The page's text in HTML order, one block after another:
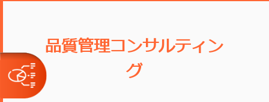
品質管理コンサルティン
グ